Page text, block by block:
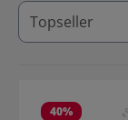
40%